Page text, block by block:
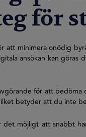
för
att minimera onödig
ansökan kan göras
för att bedöma
betyder att du inte
möjligt att snabbt